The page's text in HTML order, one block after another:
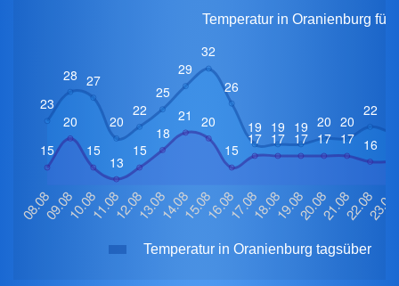
Temperatur in Oranienburg für
Temperatur in Oranienburg tagsüber